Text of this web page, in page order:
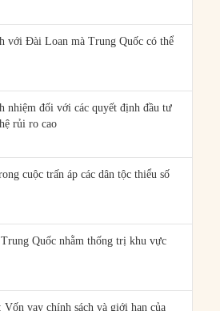
với Đài Loan mà Trung Quốc có thể
nhiệm đối với các quyết định đầu tư
rủi ro cao
cuộc trấn áp các dân tộc thiểu số
Quốc nhằm thống trị khu vực
vay chính sách và giới hạn của